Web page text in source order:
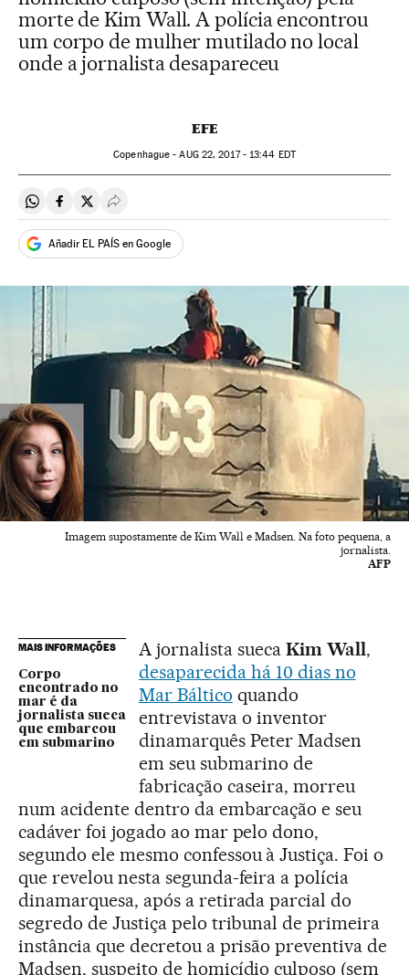
morte de Kim Wall. A polícia encontrou
um corpo de mulher mutilado no local
onde a jornalista desapareceu
EFE
Copenhague -AUG22, 2017 - 13:44 EDT
Compartir en Whatsapp
Compartir en Facebook
Compartir en Twitter
Desplegar Redes Sociales
Añadir EL PAÍS en Google
Imagem supostamente de Kim Wall e Madsen. Na foto pequena, a
jornalista.
AFP
MAIS INFORMAÇÕES
Corpo
encontrado no
mar é da
jornalista sueca
que embarcou
em submarino
A jornalista sueca Kim Wall,
desaparecida há 10 dias no
Mar Báltico quando
entrevistava o inventor
dinamarquês Peter Madsen
em seu submarino de
fabricação caseira, morreu
num acidente dentro da embarcação e seu
cadáver foi jogado ao mar pelo dono,
segundo ele mesmo confessou à Justiça. Foi o
que revelou nesta segunda-feira a polícia
dinamarquesa, após a retirada parcial do
segredo de Justiça pelo tribunal de primeira
instância que decretou a prisão preventiva de
Madsen, suspeito de homicídio culposo (sem